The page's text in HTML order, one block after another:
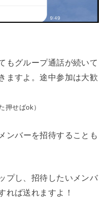
もグループ通話が続いて
ますよ。途中参加は大歓
押せばok）
ンバーを招待することも
プし、招待したいメンバ
れば送れますよ！